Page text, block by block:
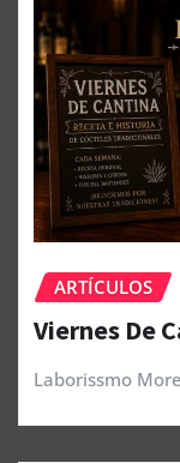
ARTÍCULOS
Viernes De
Laborissmo